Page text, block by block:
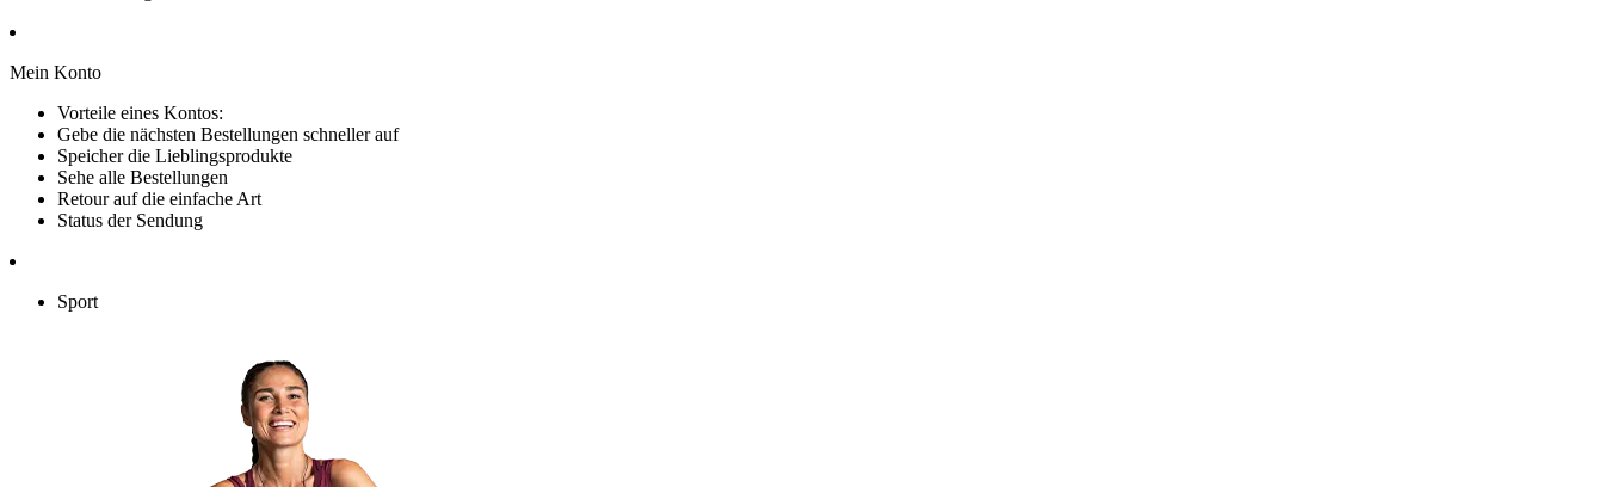
Mein Konto
Vorteile eines Kontos:
Gebe die nächsten Bestellungen schneller auf
Speicher die Lieblingsprodukte
Sehe alle Bestellungen
Retour auf die einfache Art
Status der Sendung
Sport